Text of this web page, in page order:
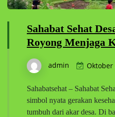
Sahabat Sehat
Royong Menjaga
admin Oktober
Sahabatsehat – Sahabat
simbol nyata gerakan
tumbuh dari akar desa. Di